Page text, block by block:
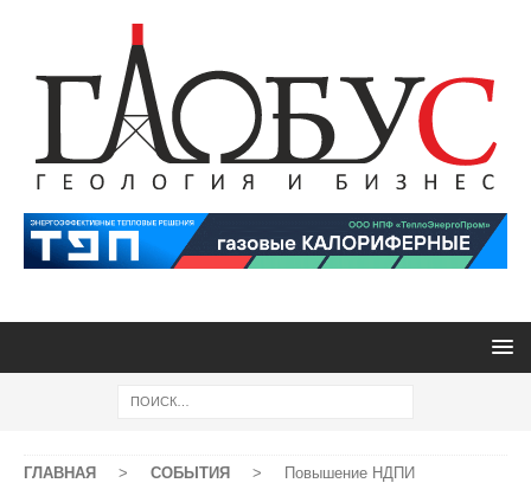
ГЛАВНАЯ > СОБЫТИЯ >
Повышение НДПИ